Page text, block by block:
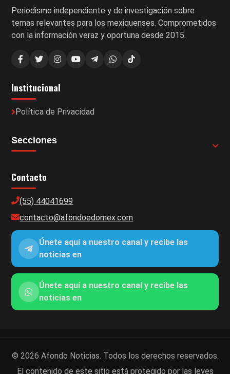
Periodismo independiente y de investigación sobre
temas relevantes para los mexiquenses. Comprometidos
con la información veraz y oportuna desde 2015.
Institucional
Política de Privacidad
Secciones
Contacto
(55) 44041699
contacto@afondoedomex.com
Únete aquí a nuestro canal y recibe las
noticias en
Únete aquí a nuestro canal y recibe las
noticias en
© 2026 Afondo Noticias. Todos los derechos reservados.
El contenido de este sitio está protegido por las leyes